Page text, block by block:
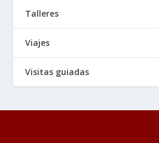
Talleres
Viajes
Visitas guiadas